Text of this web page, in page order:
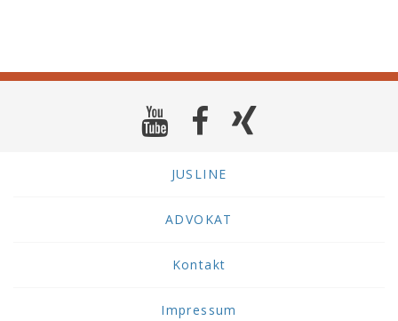
JUSLINE
ADVOKAT
Kontakt
Impressum